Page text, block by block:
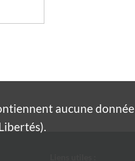
aucune donnée